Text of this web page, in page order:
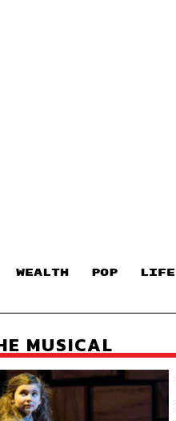
WEALTH POP LIFE
MUSICAL